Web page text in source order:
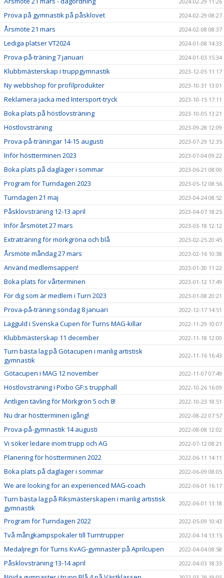
Prova på gymnastik på påsklovet 2024-02-29 08:27
Årsmöte 21 mars 2024-02-08 08:37
Lediga platser VT2024 2024-01-08 14:33
Prova-på-träning 7 januari 2024-01-03 15:34
Klubbmästerskap i truppgymnastik 2023-12-05 11:17
Ny webbshop för profilprodukter 2023-10-31 13:01
Reklamera jacka med Intersport-tryck 2023-10-15 17:11
Boka plats på höstlovsträning 2023-10-05 13:21
Höstlovsträning 2023-09-28 12:09
Prova-på-träningar 14-15 augusti 2023-07-29 12:35
Inför höstterminen 2023 2023-07-04 09:22
Boka plats på dagläger i sommar 2023-06-21 08:00
Program för Turndagen 2023 2023-05-12 08:56
Turndagen 21 maj 2023-04-24 08:52
Påsklovsträning 12-13 april 2023-04-07 18:25
Inför årsmötet 27 mars 2023-03-18 12:12
Extraträning för mörkgröna och blå 2023-02-25 20:45
Årsmöte måndag 27 mars 2023-02-16 10:38
Använd medlemsappen! 2023-01-30 11:22
Boka plats för vårterminen 2023-01-12 17:49
För dig som är medlem i Turn 2023 2023-01-08 20:21
Prova-på-träning söndag 8 januari 2022-12-17 14:51
Lagguld i Svenska Cupen för Turns MAG-killar 2022-11-29 10:07
Klubbmästerskap 11 december 2022-11-18 12:00
Turn bästa lag på Götacupen i manlig artistisk
gymnastik
2022-11-16 16:43
Götacupen i MAG 12 november 2022-11-07 07:49
Höstlovsträning i Pixbo GF:s trupphall 2022-10-26 16:09
Äntligen tävling för Mörkgrön 5 och 8! 2022-10-23 18:51
Nu drar höstterminen igång! 2022-08-22 07:57
Prova-på-gymnastik 14 augusti 2022-08-08 12:02
Vi söker ledare inom trupp och AG 2022-07-12 08:21
Planering för höstterminen 2022 2022-06-11 14:11
Boka plats på dagläger i sommar 2022-06-09 08:05
We are looking for an experienced MAG-coach 2022-06-01 16:17
Turn bästa lag på Riksmästerskapen i manlig artistisk
gymnastik
2022-06-01 13:18
Program för Turndagen 2022 2022-05-09 10:43
Två mångkampspokaler till Turntrupper 2022-04-14 13:15
Medaljregn för Turns KvAG-gymnaster på Aprilcupen 2022-04-04 08:58
Påsklovsträning 13-14 april 2022-04-03 18:33